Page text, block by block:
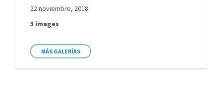
22 noviembre, 2018
3 images
MÁS GALERÍAS